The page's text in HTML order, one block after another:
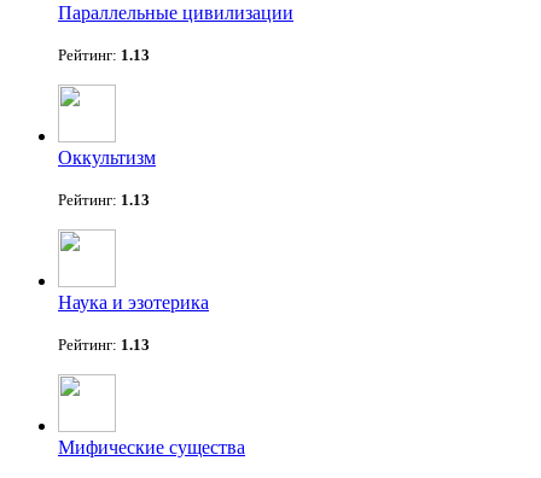
Параллельные цивилизации
Рейтинг: 1.13
Оккультизм
Рейтинг: 1.13
Наука и эзотерика
Рейтинг: 1.13
Мифические существа